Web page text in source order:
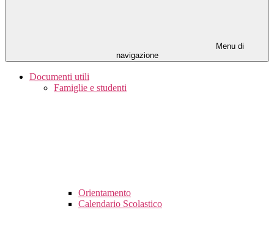
Menu di
navigazione
Documenti utili
Famiglie e studenti
Orientamento
Calendario Scolastico